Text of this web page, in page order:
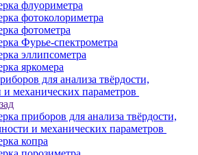
флуориметра
фотоколориметра
фотометра
Фурье-спектрометра
эллипсометра
яркомера
для анализа твёрдости,
и механических параметров
приборов для анализа твёрдости,
и механических параметров
копра